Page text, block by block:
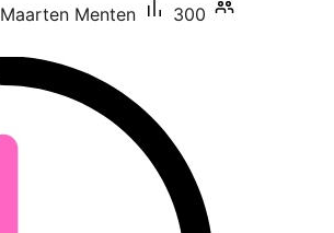
Maarten Menten 300+ نصب فعال